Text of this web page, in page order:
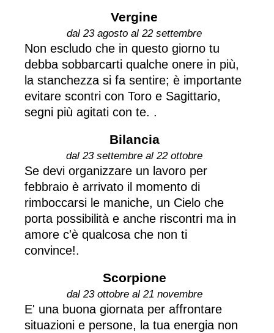
Vergine
dal 23 agosto al 22 settembre
Non escludo che in questo giorno tu
debba sobbarcarti qualche onere in più,
la stanchezza si fa sentire; è importante
evitare scontri con Toro e Sagittario,
segni più agitati con te. .
Bilancia
dal 23 settembre al 22 ottobre
Se devi organizzare un lavoro per
febbraio è arrivato il momento di
rimboccarsi le maniche, un Cielo che
porta possibilità e anche riscontri ma in
amore c'è qualcosa che non ti
convince!.
Scorpione
dal 23 ottobre al 21 novembre
E' una buona giornata per affrontare
situazioni e persone, la tua energia non